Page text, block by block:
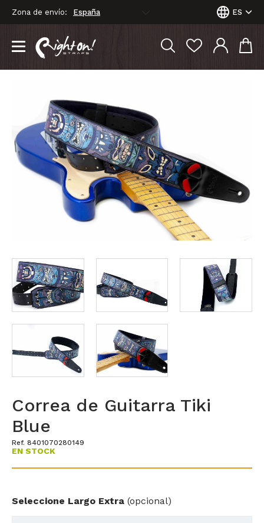
Zona de envío: ES
Correa de Guitarra Tiki
Blue
Ref. 8401070280149
EN STOCK
Seleccione Largo Extra (opcional)